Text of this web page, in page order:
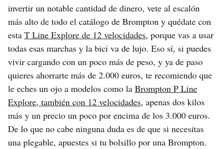
invertir un notable cantidad de dinero, vete al escalón
más alto de todo el catálogo de Brompton y quédate con
esta T Line Explore de 12 velocidades, porque vas a usar
todas esas marchas y la bici va de lujo. Eso sí, si puedes
vivir cargando con un poco más de peso, y ya de paso
quieres ahorrarte más de 2.000 euros, te recomiendo que
le eches un ojo a modelos como la Brompton P Line
Explore, también con 12 velocidades, apenas dos kilos
más y un precio un poco por encima de los 3.000 euros.
De lo que no cabe ninguna duda es de que si necesitas
una plegable, apuestes si tu bolsillo por una Brompton.